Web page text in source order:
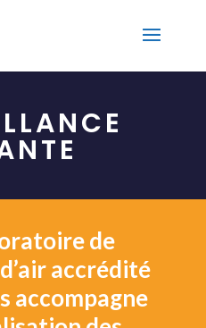
de
accrédité
accompagne